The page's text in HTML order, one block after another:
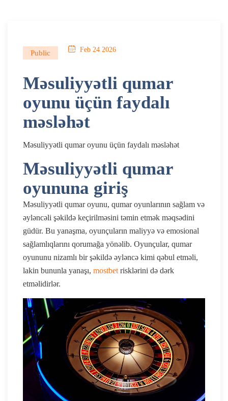
Public Feb 24 2026
Məsuliyyətli qumar
oyunu üçün faydalı
məsləhət
Məsuliyyətli qumar oyunu üçün faydalı məsləhət
Məsuliyyətli qumar
oyununa giriş
Məsuliyyətli qumar oyunu, qumar oyunlarının sağlam və
əyləncəli şəkildə keçirilməsini təmin etmək məqsədini
güdür. Bu yanaşma, oyunçuların maliyyə və emosional
sağlamlıqlarını qorumağa yönəlib. Oyunçular, qumar
oyununu nizamlı bir şəkildə əyləncə kimi qəbul etməli,
lakin bununla yanaşı, mostbet risklərini də dərk
etməlidirlər.